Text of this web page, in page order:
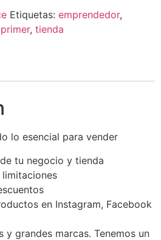
Etiquetas: emprendedor,
primer, tienda
lo esencial para vender
tu negocio y tienda
en Instagram, Facebook
y grandes marcas. Tenemos un